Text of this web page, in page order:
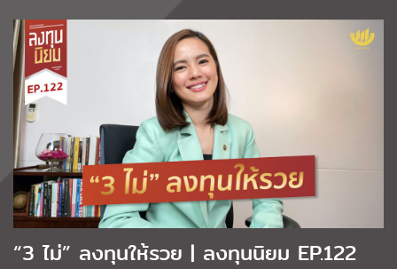
“3 ไม่” ลงทุนให้รวย | ลงทุนนิยม EP.122